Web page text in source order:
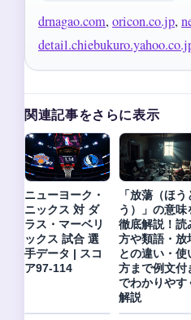
drnagao.com, oricon.co.jp,
関連記事をさらに表示
ニューヨーク・
ニックス 対 ダ
ラス・マーベリ
ックス 試合 選
手データ | スコ
ア97-114
「放蕩（ほう
う）」の意味
徹底解説！読
方や類語・放
との違い・使
方まで例文付
でわかりやす
解説